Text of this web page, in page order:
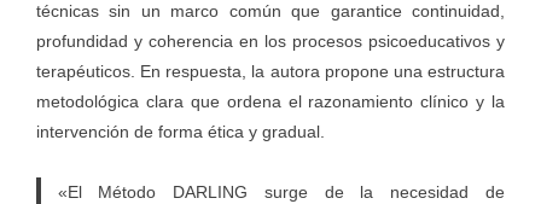
técnicas sin un marco común que garantice continuidad,
profundidad y coherencia en los procesos psicoeducativos y
terapéuticos. En respuesta, la autora propone una estructura
metodológica clara que ordena el razonamiento clínico y la
intervención de forma ética y gradual.
«El Método DARLING surge de la necesidad de